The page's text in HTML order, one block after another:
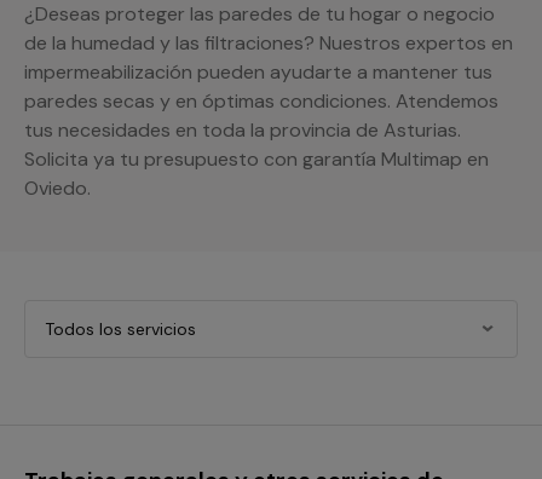
¿Deseas proteger las paredes de tu hogar o negocio
de la humedad y las filtraciones? Nuestros expertos en
impermeabilización pueden ayudarte a mantener tus
paredes secas y en óptimas condiciones. Atendemos
tus necesidades en toda la provincia de Asturias.
Solicita ya tu presupuesto con garantía Multimap en
Oviedo.
Todos los servicios